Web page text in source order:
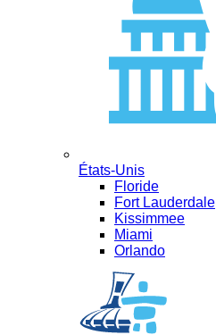
États-Unis
Floride
Fort Lauderdale
Kissimmee
Miami
Orlando